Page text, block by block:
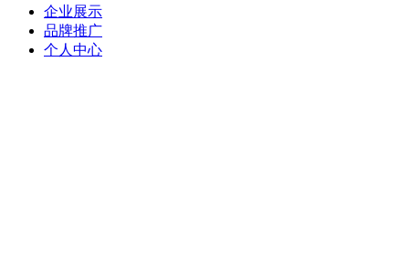
企业展示
品牌推广
个人中心